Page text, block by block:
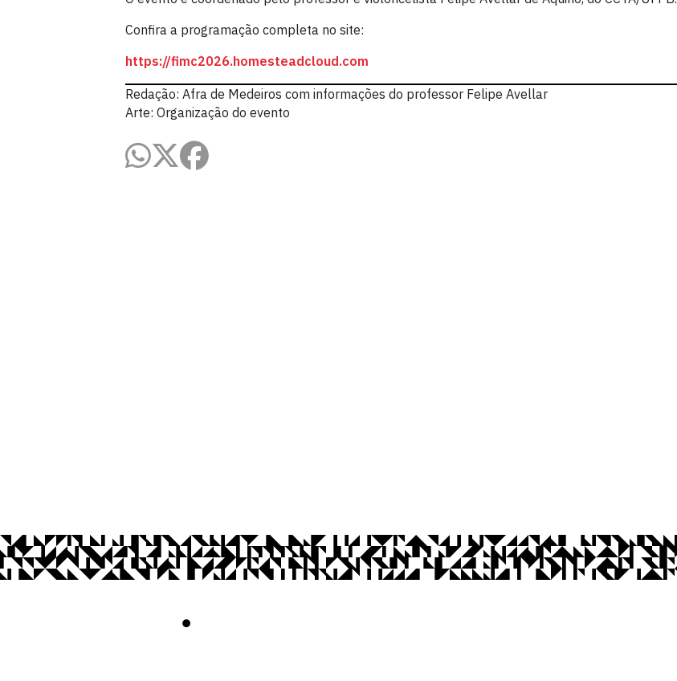
Confira a programação completa no site:
https://fimc2026.homesteadcloud.com
Redação: Afra de Medeiros com informações do professor Felipe Avellar
Arte: Organização do evento